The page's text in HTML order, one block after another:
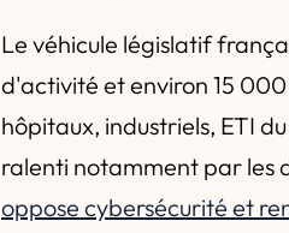
Le véhicule législatif
d'activité et environ 15
hôpitaux, industriels, ETI
ralenti notamment par les
oppose cybersécurité et